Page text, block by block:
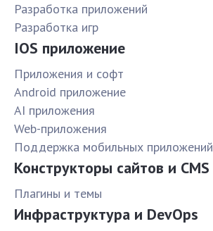
Разработка приложений
Разработка игр
IOS приложение
Приложения и софт
Android приложение
AI приложения
Web-приложения
Поддержка мобильных приложений
Конструкторы сайтов и CMS
Плагины и темы
Инфраструктура и DevOps